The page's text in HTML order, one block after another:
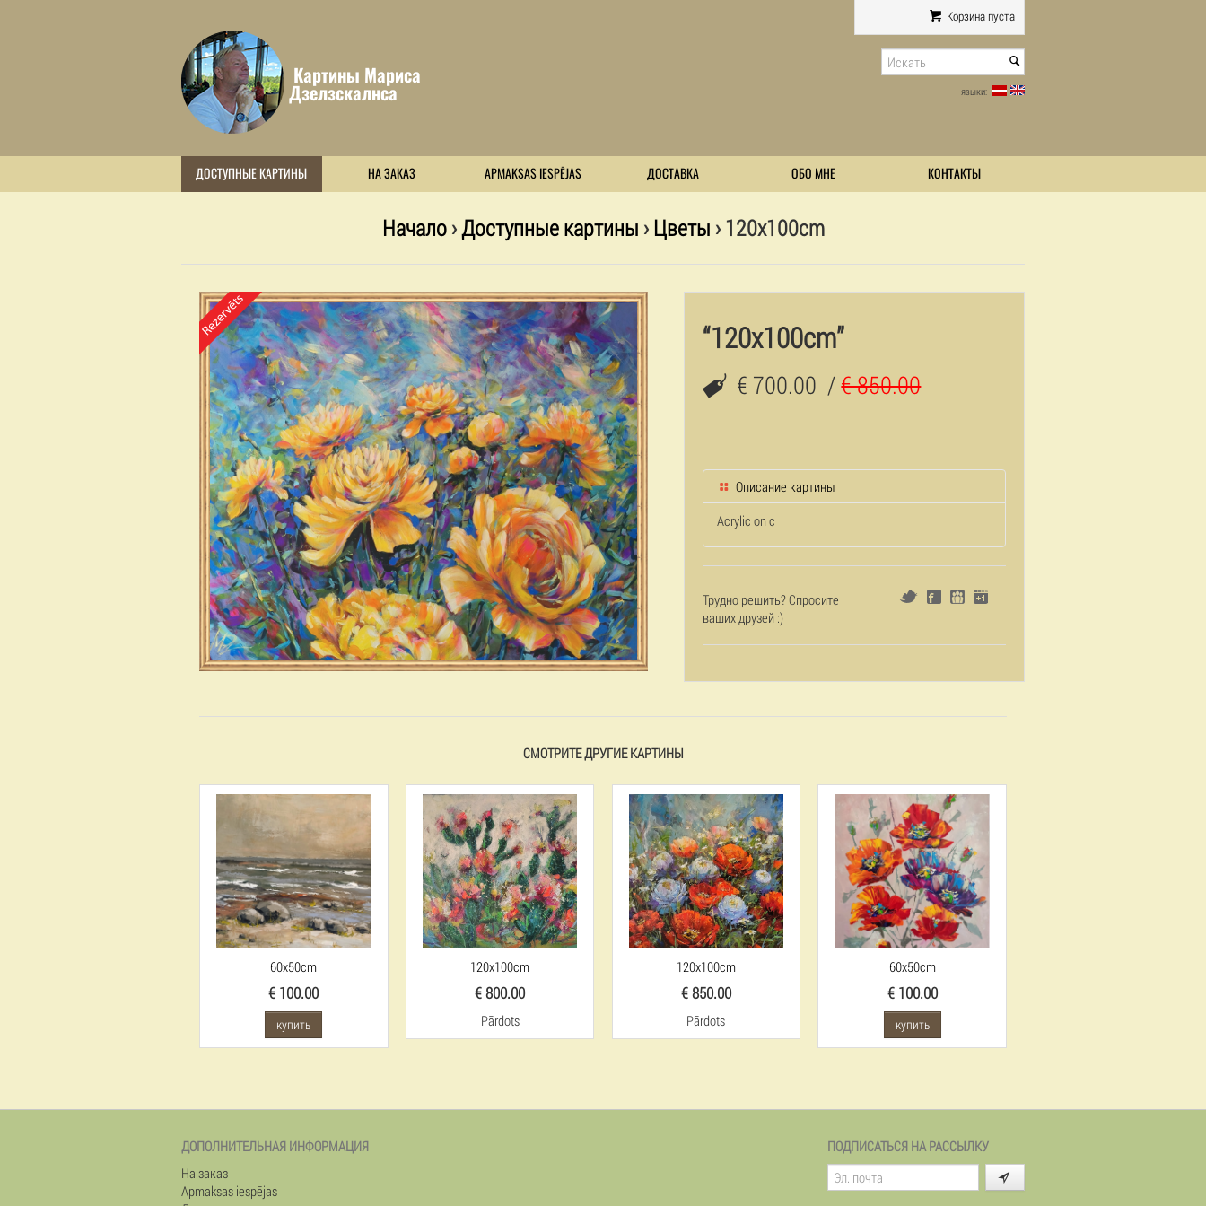
Корзина пуста
Картины Мариса
Дзелзскалнса языки:
ДОСТУПНЫЕ КАРТИНЫ НА ЗАКАЗ APMAKSAS IESPĒJAS ДОСТАВКА ОБО МНЕ КОНТАКТЫ
Начало›Доступные картины ›Цветы › 120x100cm
“120x100cm”
€ 700.00 /€ 850.00
Описание картины
Acrylic on c
Трудно решить? Спросите
ваших друзей :)
СМОТРИТЕ ДРУГИЕ КАРТИНЫ
60x50cm
€ 100.00
купить
120x100cm
€ 800.00
Pārdots
120x100cm
€ 850.00
Pārdots
60x50cm
€ 100.00
купить
ДОПОЛНИТЕЛЬНАЯ ИНФОРМАЦИЯ
На заказ
Apmaksas iespējas
ПОДПИСАТЬСЯ НА РАССЫЛКУ